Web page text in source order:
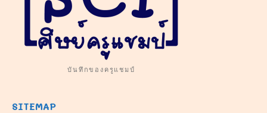
บันทึกของครูแชมป์
SITEMAP